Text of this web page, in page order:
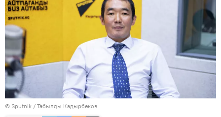
© Sputnik / Табылды Кадырбеков